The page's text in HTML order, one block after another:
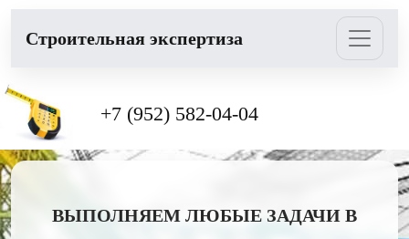
Cтроительная экспертиза
+7 (952) 582-04-04
ВЫПОЛНЯЕМ ЛЮБЫЕ ЗАДАЧИ В